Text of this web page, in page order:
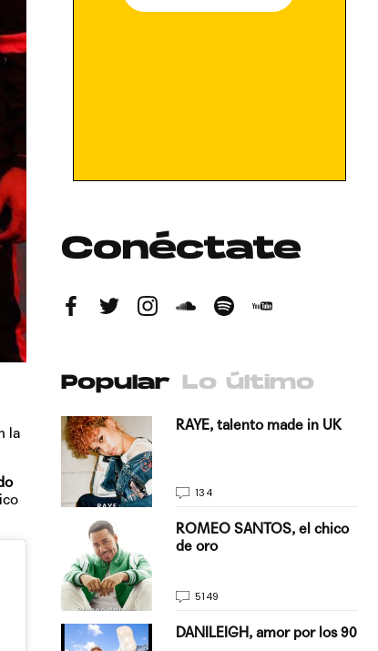
la
Conéctate
Popular Lo último
a su
RAYE, talento made in UK
134
ROMEO SANTOS, el chico
de oro
5149
DANILEIGH, amor por los 90